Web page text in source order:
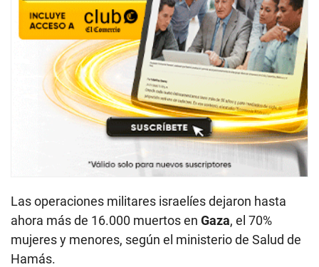
Las operaciones militares israelíes dejaron hasta
ahora más de 16.000 muertos en Gaza, el 70%
mujeres y menores, según el ministerio de Salud de
Hamás.